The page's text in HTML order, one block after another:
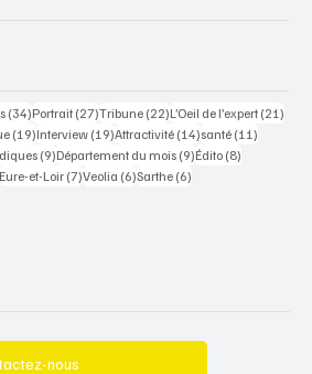
(34)34 posts
Portrait (27)27 posts
Tribune (22)22 posts
L’Oeil de l’expert (21)
(19)19 posts
Interview (19)19 posts
Attractivité (14)14 posts
santé (11)
(9)9 posts
Département du mois (9)9 posts
Édito (8)
7 posts
Eure-et-Loir (7)7 posts
Veolia (6)6 posts
Sarthe (6)
nous